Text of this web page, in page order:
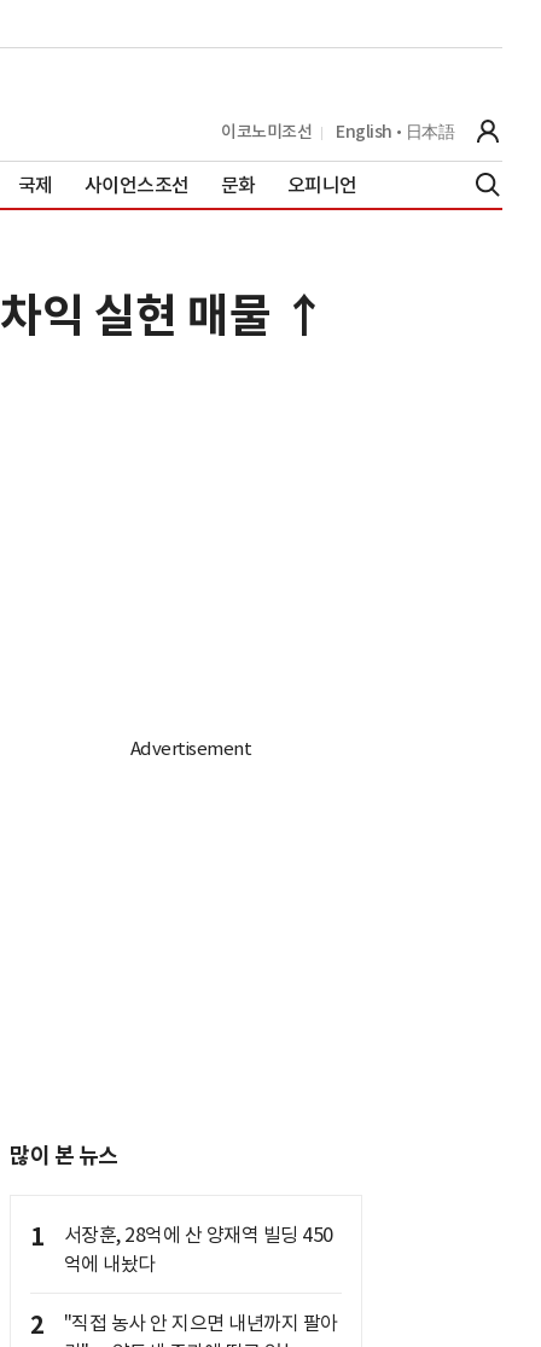
이코노미조선 English 日本語
국제 사이언스조선 문화 오피니언
익 실현 매물 ↑
많이 본 뉴스
1
서장훈, 28억에 산 양재역 빌딩 450
억에 내놨다
2
"직접 농사 안 지으면 내년까지 팔아